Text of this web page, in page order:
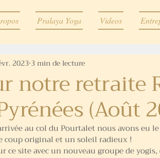
Pralaya Yoga Videos
notre retraite
(Août
2023 3 min de lecture
au col du Pourtalet nous avons eu
original et un soleil radieux !
ce site avec un nouveau groupe de